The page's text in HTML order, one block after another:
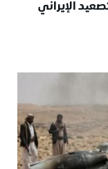
الإيراني